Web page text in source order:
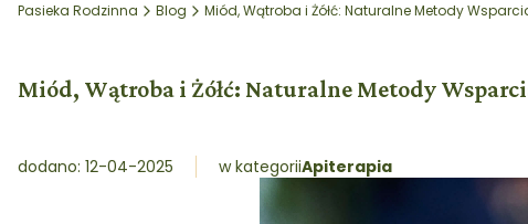
Pasieka Rodzinna Blog Miód, Wątroba i Żółć: Naturalne Metody
Miód, Wątroba i Żółć: Naturalne Metody
dodano: 12-04-2025 w kategoriiApiterapia